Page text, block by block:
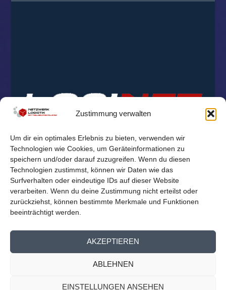
Zustimmung verwalten
Um dir ein optimales Erlebnis zu bieten, verwenden wir
Technologien wie Cookies, um Geräteinformationen zu
speichern und/oder darauf zuzugreifen. Wenn du diesen
Technologien zustimmst, können wir Daten wie das
Surfverhalten oder eindeutige IDs auf dieser Website
verarbeiten. Wenn du deine Zustimmung nicht erteilst oder
zurückziehst, können bestimmte Merkmale und Funktionen
beeinträchtigt werden.
AKZEPTIEREN
ABLEHNEN
EINSTELLUNGEN ANSEHEN
Reichelt Kommunikationsberatung
Mitglieder Übersicht Kontakt Impressum
Datenschutz
Cookie-Richtlinie (EU)